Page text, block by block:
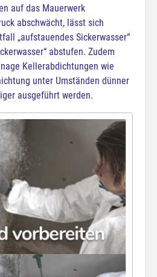
auf das Mauerwerk
abschwächt, lässt sich
„aufstauendes Sickerwasser“
abstufen. Zudem
Kellerabdichtungen wie
unter Umständen dünner
ausgeführt werden.